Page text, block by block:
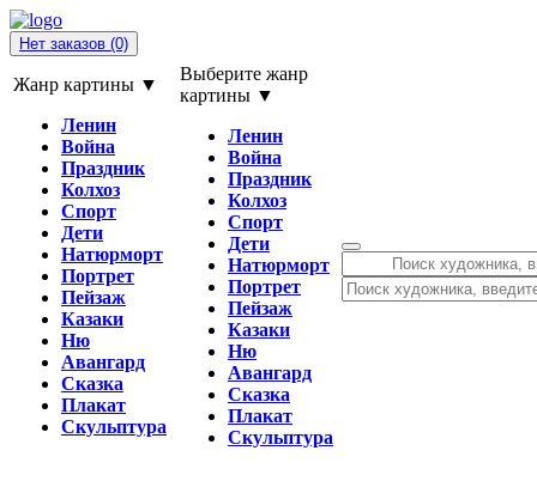
Нет заказов (0)
Жанр картины ▼
Ленин
Война
Праздник
Колхоз
Спорт
Дети
Натюрморт
Портрет
Пейзаж
Казаки
Ню
Авангард
Сказка
Плакат
Скульптура
Выберите жанр
картины ▼
Ленин
Война
Праздник
Колхоз
Спорт
Дети
Натюрморт
Портрет
Пейзаж
Казаки
Ню
Авангард
Сказка
Плакат
Скульптура